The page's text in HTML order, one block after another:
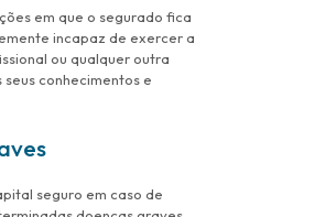
em que o segurado fica
incapaz de exercer a
ou qualquer outra
conhecimentos e
seguro em caso de